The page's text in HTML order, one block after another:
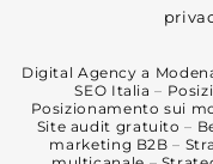
Digital Agency a
SEO Italia –
Posizionamento sui
Site audit gratuito –
marketing B2B –